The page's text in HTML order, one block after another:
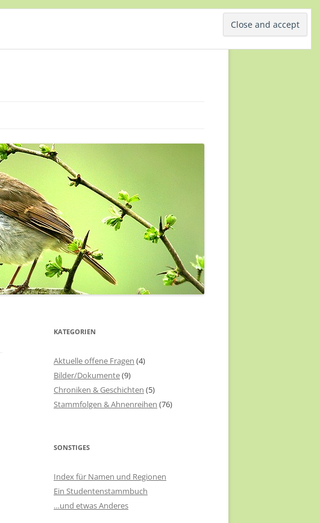
KATEGORIEN
Aktuelle offene Fragen (4)
Bilder/Dokumente(9)
Chroniken & Geschichten (5)
Stammfolgen & Ahnenreihen (76)
SONSTIGES
Index für Namen und Regionen
Ein Studentenstammbuch
…und etwas Anderes